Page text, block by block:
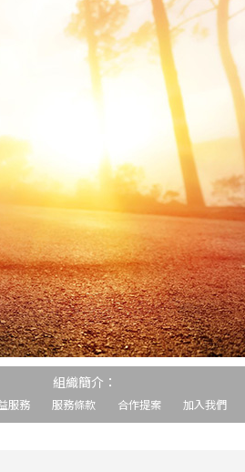
組織簡介：
服務 服務條款 合作提案 加入我們